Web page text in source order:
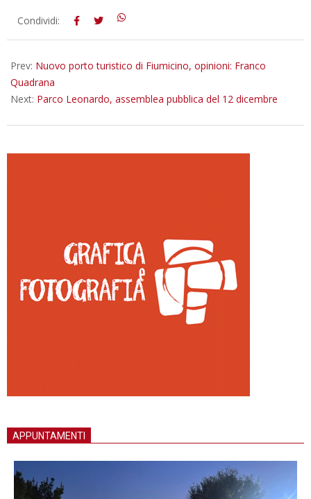
2024-
12-
Condividi:
Prev: Nuovo porto turistico di Fiumicino, opinioni: Franco
Quadrana
Next: Parco Leonardo, assemblea pubblica del 12 dicembre
APPUNTAMENTI